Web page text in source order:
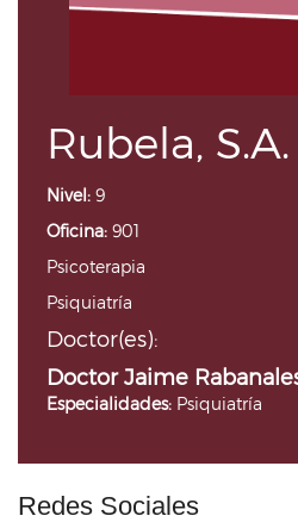
Rubela, S.A.
Nivel: 9
Oficina: 901
Psicoterapia
Psiquiatría
Doctor(es):
Doctor Jaime
Especialidades: Psiquiatría
Redes Sociales